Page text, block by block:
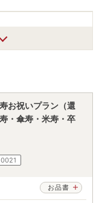
お祝いプラン（還
・傘寿・米寿・卒
0021
お品書